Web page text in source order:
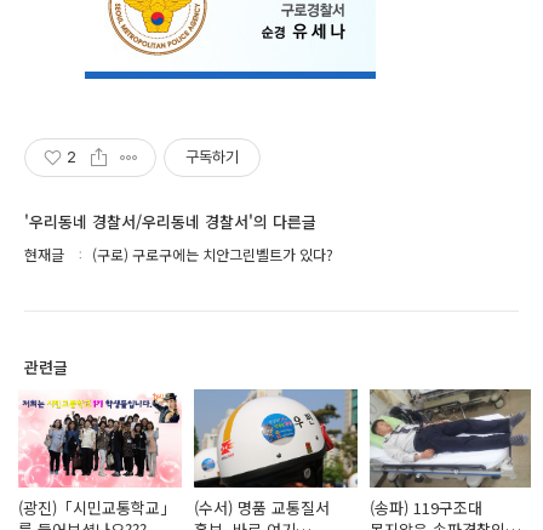
2 구독하기
'우리동네 경찰서/우리동네 경찰서'의 다른글
현재글 (구로) 구로구에는 치안그린벨트가 있다?
관련글
(광진)「시민교통학교」
(수서) 명품 교통질서
(송파) 119구조대